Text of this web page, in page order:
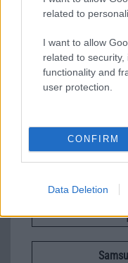
related to
I want to allow
related to
functionality and
user protection.
CONFIRM
Data Deletion